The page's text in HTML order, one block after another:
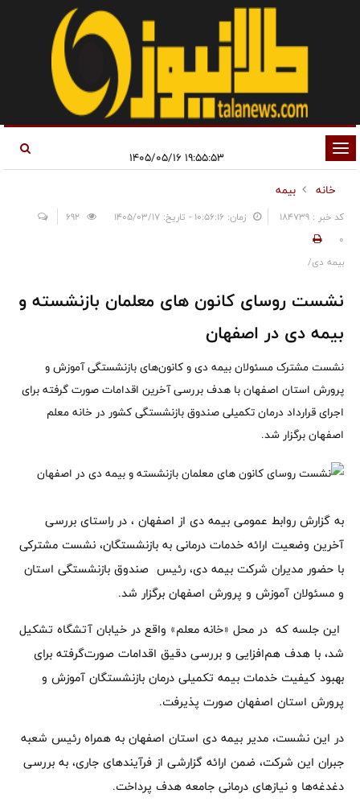
تغییر
وضعیت
ناوبری
خانه
بیمه
کد خبر : 184739 زمان: ۱۰:۵۶:۱۶ - تاریخ: ۱۴۰۵/۰۳/۱۷
0
بیمه دی/
نشست روسای کانون های معلمان بازنشسته و
بیمه دی در اصفهان
نشست مشترک مسئولان بیمه دی و کانون‌های بازنشستگی آموزش و
پرورش استان اصفهان با هدف بررسی آخرین اقدامات صورت گرفته برای
اجرای قرارداد درمان تکمیلی صندوق بازنشستگی کشور در خانه معلم
اصفهان برگزار شد.
به گزارش روابط عمومی بیمه دی از اصفهان ، در راستای بررسی
آخرین وضعیت ارائه خدمات درمانی به بازنشستگان، نشست مشترکی
با حضور مدیران شرکت بیمه دی، رئیس صندوق بازنشستگی استان
و مسئولان آموزش و پرورش اصفهان برگزار شد.
این جلسه که در محل «خانه معلم» واقع در خیابان آتشگاه تشکیل
شد، با هدف هم‌افزایی و بررسی دقیق اقدامات صورت‌گرفته برای
بهبود کیفیت خدمات بیمه تکمیلی درمان بازنشستگان آموزش و
پرورش استان اصفهان صورت پذیرفت.
در این نشست، مدیر بیمه دی استان اصفهان به همراه رئیس شعبه
جبران این شرکت، ضمن ارائه گزارشی از فرآیندهای جاری، به بررسی
دغدغه‌ها و نیازهای درمانی جامعه هدف پرداخت.